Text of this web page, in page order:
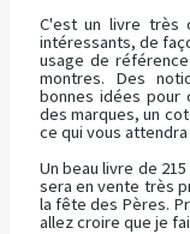
C'est un livre très
intéressants, de
usage de
montres. Des
bonnes idées pour
des marques, un
ce qui vous
Un beau livre de
sera en vente très
la fête des Pères.
allez croire que je